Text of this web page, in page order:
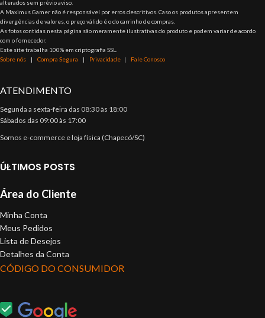
alterados sem prévio aviso.
A Maximus Gamer não é responsável por erros descritivos. Caso os produtos apresentem
divergências de valores, o preço válido é o do carrinho de compras.
As fotos contidas nesta página são meramente ilustrativas do produto e podem variar de acordo
com o fornecedor.
Este site trabalha 100% em criptografia SSL.
Sobre nós | Compra Segura | Privacidade | Fale Conosco
ATENDIMENTO
Segunda a sexta-feira das 08:30 às 18:00
Sábados das 09:00 às 17:00
Somos e-commerce e loja física (Chapecó/SC)
ÚLTIMOS POSTS
Área do Cliente
Minha Conta
Meus Pedidos
Lista de Desejos
Detalhes da Conta
CÓDIGO DO CONSUMIDOR